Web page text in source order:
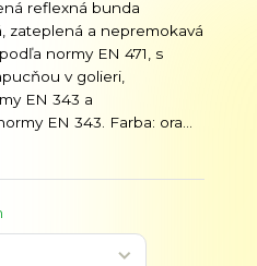
reflexná bunda
zateplená a nepremokavá
normy EN 471, s
v golieri,
EN 343 a
EN 343. Farba: ora...